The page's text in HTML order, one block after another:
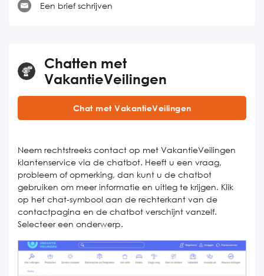
Een brief schrijven
Chatten met
VakantieVeilingen
Chat met VakantieVeilingen
Neem rechtstreeks contact op met VakantieVeilingen
klantenservice via de chatbot. Heeft u een vraag,
probleem of opmerking, dan kunt u de chatbot
gebruiken om meer informatie en uitleg te krijgen. Klik
op het chat-symbool aan de rechterkant van de
contactpagina en de chatbot verschijnt vanzelf.
Selecteer een onderwerp.